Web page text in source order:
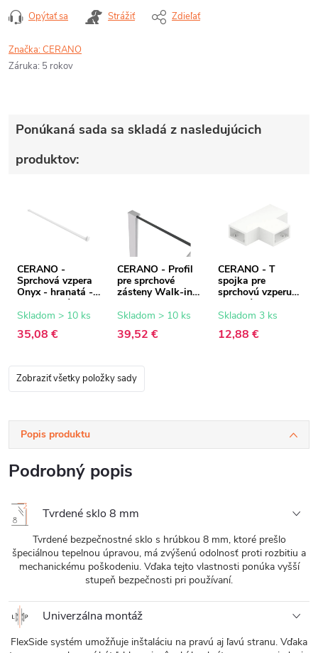
Opýtať sa Strážiť Zdieľať
Značka:CERANO
Záruka: 5 rokov
Ponúkaná sada sa skladá z nasledujúcich
produktov:
CERANO -
Sprchová vzpera
Onyx - hranatá -
biela matná - 150
cm
Skladom > 10 ks
35,08 €
CERANO - Profil
pre sprchové
zásteny Walk-in
biela matná - 15
Skladom > 10 ks
39,52 €
CERANO - T
spojka pre
sprchovú vzperu -
hranatá - biela
matná
Skladom 3 ks
12,88 €
Zobraziť všetky položky sady
Popis produktu
Podrobný popis
Tvrdené sklo 8 mm
Tvrdené bezpečnostné sklo s hrúbkou 8 mm, ktoré prešlo
špeciálnou tepelnou úpravou, má zvýšenú odolnosť proti rozbitiu a
mechanickému poškodeniu. Vďaka tejto vlastnosti ponúka vyšší
stupeň bezpečnosti pri používaní.
Univerzálna montáž
FlexSide systém umožňuje inštaláciu na pravú aj ľavú stranu. Vďaka